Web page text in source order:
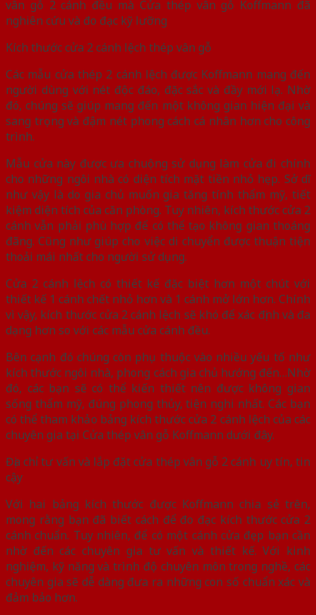
vân gỗ 2 cánh đều mà Cửa thép vân gỗ Koffmann đã
nghiên cứu và đo đạc kỹ lưỡng
Kích thước cửa 2 cánh lệch thép vân gỗ
Các mẫu cửa thép 2 cánh lệch được Koffmann mang đến
người dùng với nét độc đáo, đặc sắc và đầy mới lạ. Nhờ
đó, chúng sẽ giúp mang đến một không gian hiện đại và
sang trọng và đậm nét phong cách cá nhân hơn cho công
trình.
Mẫu cửa này được ưa chuộng sử dụng làm cửa đi chính
cho những ngôi nhà có diện tích mặt tiền nhỏ hẹp. Sở dĩ
như vậy là do gia chủ muốn gia tăng tính thẩm mỹ, tiết
kiệm diện tích của căn phòng. Tuy nhiên, kích thước cửa 2
cánh vẫn phải phù hợp để có thể tạo không gian thoáng
đãng. Cũng như giúp cho việc di chuyển được thuận tiện
thoải mái nhất cho người sử dụng.
Cửa 2 cánh lệch có thiết kế đặc biệt hơn một chút với
thiết kế 1 cánh chết nhỏ hơn và 1 cánh mở lớn hơn. Chính
vì vậy, kích thước cửa 2 cánh lệch sẽ khó để xác định và đa
dạng hơn so với các mẫu cửa cánh đều.
Bên cạnh đó chúng còn phụ thuộc vào nhiều yếu tố như
kích thước ngôi nhà, phong cách gia chủ hướng đến…Nhờ
đó, các bạn sẽ có thể kiến thiết nên được không gian
sống thẩm mỹ, đúng phong thủy, tiện nghi nhất. Các bạn
có thể tham khảo bảng kích thước cửa 2 cánh lệch của các
chuyên gia tại Cửa thép vân gỗ Koffmann dưới đây.
Địa chỉ tư vấn và lắp đặt cửa thép vân gỗ 2 cánh uy tín, tin
cậy
Với hai bảng kích thước được Koffmann chia sẻ trên,
mong rằng bạn đã biết cách để đo đạc kích thước cửa 2
cánh chuẩn. Tuy nhiên, để có một cánh cửa đẹp bạn cần
nhờ đến các chuyên gia tư vấn và thiết kế. Với kinh
nghiệm, kỹ năng và trình độ chuyên môn trong nghề, các
chuyên gia sẽ dễ dàng đưa ra những con số chuẩn xác và
đảm bảo hơn.